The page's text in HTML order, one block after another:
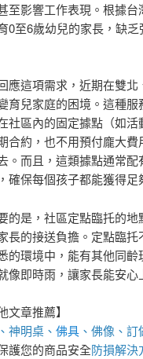
至影響工作表現。根據
0至6歲幼兒的家長，缺
應這項需求，近期在雙
育兒家庭的困境。這種
社區內的固定據點（如
合約，也不用預付龐大
。而且，這類據點通常
確保每個孩子都能獲得足
的是，社區定點臨托的
長的接送負擔。定點臨
的環境中，能有其他同
像即時雨，讓家長能安
文章推薦】
神明桌、 佛具、佛像、訂
護您的商品安全防損解決